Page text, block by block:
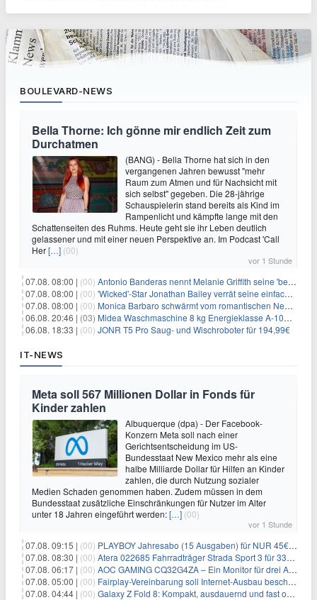
BOULEVARD-NEWS
Bella Thorne: Ich gönne mir endlich Zeit zum
Durchatmen
(BANG) - Bella Thorne hat sich in den
vergangenen Jahren bewusst "mehr
Raum zum Atmen und für Nachsicht mit
sich selbst" gegeben. Die 28-jährige
Schauspielerin stand bereits als Kind im
Rampenlicht und kämpfte lange mit den
Schattenseiten des Ruhms. Heute geht sie ihr Leben deutlich
gelassener und mit einer neuen Perspektive an. Im Podcast 'Call
Her[…] (00)
vor 1 Stunde
07.08. 08:00 | (00) Antonio Banderas nennt Melanie Griffith seine 'beste Freundin'
07.08. 08:00 | (00) 'Wicked'-Star Jonathan Bailey verrät seine einfache Hautpflegeroutine
07.08. 08:00 | (00) Monica Barbaro schwärmt vom romantischen New York
06.08. 20:46 | (03) Midea Waschmaschine 8 kg Energieklasse A-10% 1400 U/Min für 289,97€
06.08. 18:33 | (00) JONR T5 Pro Saug- und Wischroboter für 194,99€
IT-NEWS
Meta soll 567 Millionen Dollar in Fonds für
Kinder zahlen
Albuquerque (dpa) - Der Facebook-
Konzern Meta soll nach einer
Gerichtsentscheidung im US-
Bundesstaat New Mexico mehr als eine
halbe Milliarde Dollar für Hilfen an Kinder
zahlen, die durch Nutzung sozialer
Medien Schaden genommen haben. Zudem müssen in dem
Bundesstaat zusätzliche Einschränkungen für Nutzer im Alter
unter 18 Jahren eingeführt werden:[…] (00)
vor 1 Stunde
07.08. 09:15 | (00) PLAYBOY Jahresabo (15 Ausgaben) für NUR 45€ (statt 198€)
07.08. 08:30 | (00) Atera 022685 Fahrradträger Strada Sport 3 für 337,48€
07.08. 06:17 | (00) AOC GAMING CQ32G4ZA – Ein Monitor für drei Arten von Spielen
07.08. 05:00 | (00) Fairplay-Vereinbarung soll Internet-Ausbau beschleunigen
07.08. 04:44 | (00) Galaxy Z Fold 8: Kompakt, ausdauernd und fast ohne Falte